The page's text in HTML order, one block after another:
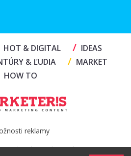
HOT & DIGITAL / IDEAS
& ĽUDIA / MARKET
HOW TO
reklamy
by TheMarketers.biz